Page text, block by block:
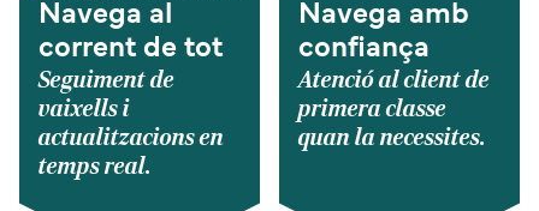
Navega al
corrent de tot
Seguiment de
vaixells i
actualitzacions en
temps real.
Navega amb
confiança
Atenció al client de
primera classe
quan la necessites.